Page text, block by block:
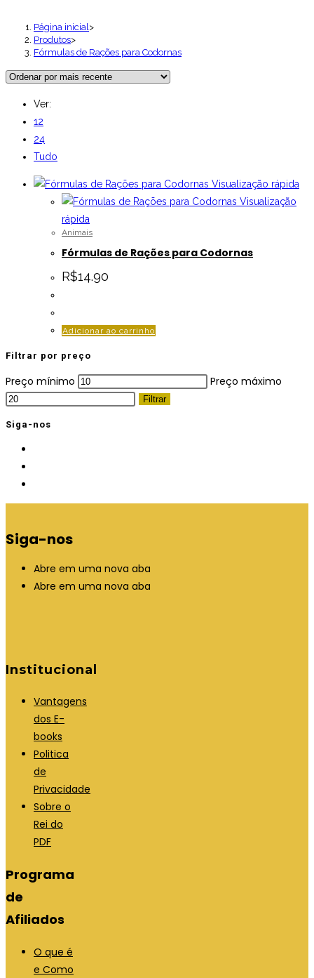
Página inicial >
Produtos>
Fórmulas de Rações para Codornas
Ver:
12
24
Tudo
Visualização rápida
Visualização
rápida
Animais
Fórmulas de Rações para Codornas
R$14.90
Adicionar ao carrinho
Filtrar por preço
Preço mínimo Preço máximo
Filtrar
Siga-nos
Siga-nos
Abre em uma nova aba
Abre em uma nova aba
Institucional
Vantagens
dos E-
books
Politica
de
Privacidade
Sobre o
Rei do
PDF
Programa
de
Afiliados
O que é
e Como